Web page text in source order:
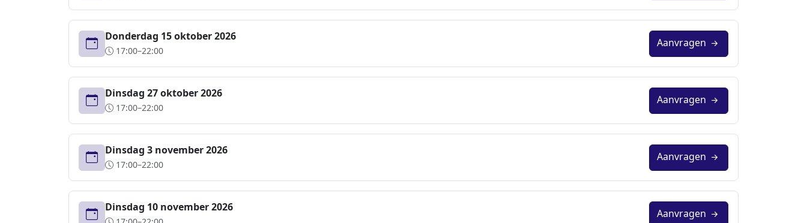
Donderdag 15 oktober 2026
17:00–22:00
Aanvragen
Dinsdag 27 oktober 2026
17:00–22:00
Aanvragen
Dinsdag 3 november 2026
17:00–22:00
Aanvragen
Dinsdag 10 november 2026 Aanvragen